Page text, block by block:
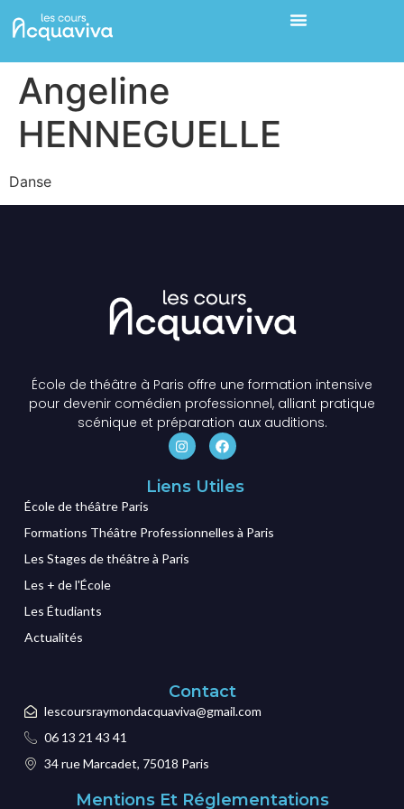
Angeline
HENNEGUELLE
Danse
École de théâtre à Paris offre une formation intensive
pour devenir comédien professionnel, alliant pratique
scénique et préparation aux auditions.
Liens Utiles
École de théâtre Paris
Formations Théâtre Professionnelles à Paris
Les Stages de théâtre à Paris
Les + de l'École
Les Étudiants
Actualités
Contact
lescoursraymondacquaviva@gmail.com
06 13 21 43 41
34 rue Marcadet, 75018 Paris
Mentions Et Réglementations